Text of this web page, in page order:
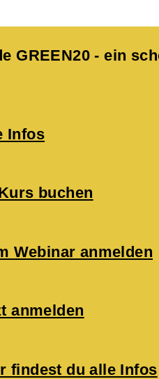
GREEN20 - ein
Infos
buchen
Webinar anmelden
anmelden
findest du alle Infos